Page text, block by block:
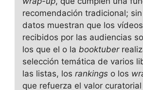
recomendación tradicional;
datos muestran que los
recibidos por las audiencias
los que el o la booktuber
selección temática de varios
las listas, los rankingso los
que refuerza el valor